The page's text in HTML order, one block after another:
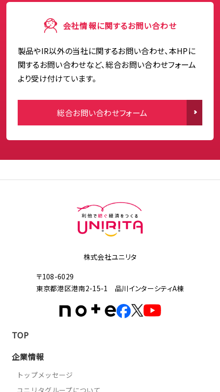
会社情報に関するお問い合わせ
製品やIR以外の当社に関するお問い合わせ、本HPに
関するお問い合わせなど、総合お問い合わせフォーム
より受け付けています。
総合お問い合わせフォーム
株式会社ユニリタ
〒108-6029
東京都港区港南2-15-1 品川インターシティA棟
TOP
企業情報
トップメッセージ
ユニリタグループについて